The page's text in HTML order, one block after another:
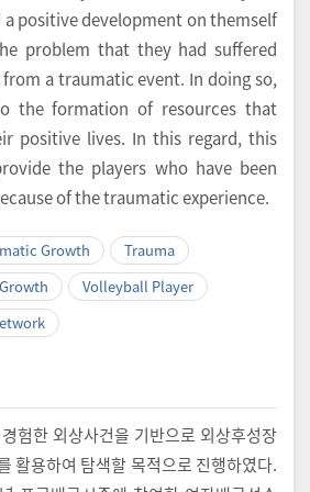
a positive development on themself
problem that they had suffered
a traumatic event. In doing so,
the formation of resources that
positive lives. In this regard, this
the players who have been
of the traumatic experience.
Growth
Trauma
Volleyball Player
험한 외상사건을 기반으로 외상후성장
활용하여 탐색할 목적으로 진행하였다.